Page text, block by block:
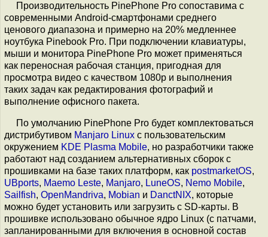
Производительность PinePhone Pro сопоставима с
современными Android-смартфонами среднего
ценового диапазона и примерно на 20% медленнее
ноутбука Pinebook Pro. При подключении клавиатуры,
мыши и монитора PinePhone Pro может применяться
как переносная рабочая станция, пригодная для
просмотра видео с качеством 1080p и выполнения
таких задач как редактирования фотографий и
выполнение офисного пакета.
По умолчанию PinePhone Pro будет комплектоваться
дистрибутивом Manjaro Linux с пользовательским
окружением KDE Plasma Mobile, но разработчики также
работают над созданием альтернативных сборок с
прошивками на базе таких платформ, как postmarketOS,
UBports, Maemo Leste, Manjaro, LuneOS, Nemo Mobile,
Sailfish, OpenMandriva, Mobian и DanctNIX, которые
можно будет установить или загрузить с SD-карты. В
прошивке использовано обычное ядро Linux (с патчами,
запланированными для включения в основной состав